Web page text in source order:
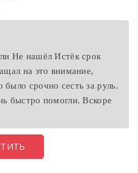
Не нашёл Истёк срок
на это внимание,
срочно сесть за руль.
быстро помогли. Вскоре